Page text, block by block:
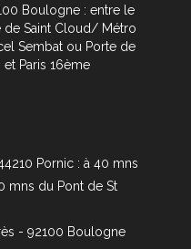
Boulogne : entre le
de Saint Cloud/ Métro
Sembat ou Porte de
Paris 16ème
Pornic : à 40 mns
mns du Pont de St
- 92100 Boulogne